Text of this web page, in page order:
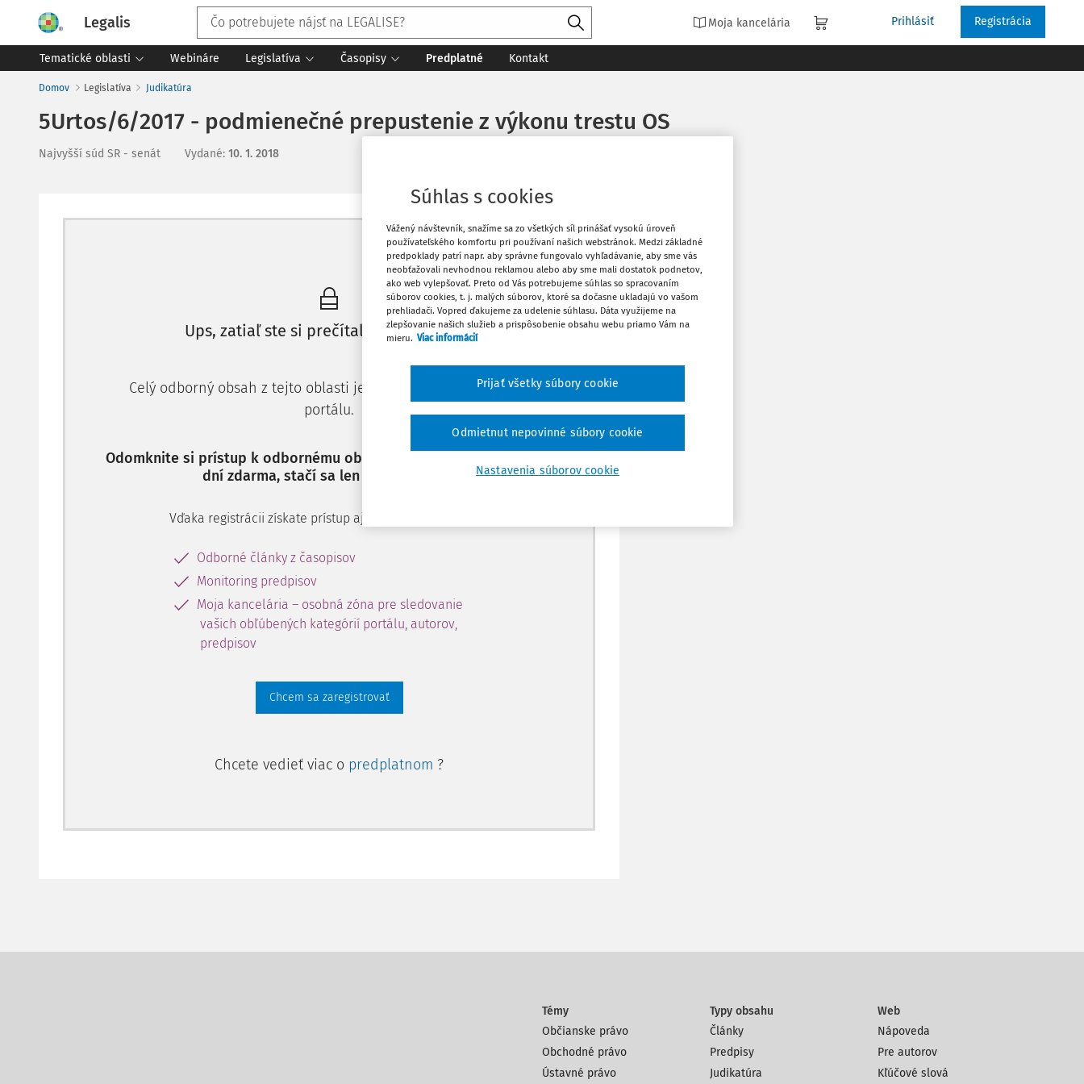
Legalis Moja kancelária Prihlásiť Registrácia
Tematické oblasti Webináre Legislatíva Časopisy Predplatné Kontakt
Domov Legislatíva Judikatúra
5Urtos/6/2017 - podmienečné prepustenie z výkonu trestu OS
Najvyšší súd SR - senát Vydané: 10. 1. 2018
Máte predplatné? Prihláste sa
Ups, zatiaľ ste si prečítali len začiatok...
Celý odborný obsah z tejto oblasti je dostupný predplatiteľom
portálu.
Odomknite si prístup k odbornému obsahu a získajte prístup na 10
dní zdarma, stačí sa len zaregistrovať.
Vďaka registrácii získate prístup aj k vybranému obsahu:
Odborné články z časopisov
Monitoring predpisov
Moja kancelária – osobná zóna pre sledovanie
vašich obľúbených kategórií portálu, autorov,
predpisov
Chcem sa zaregistrovať
Chcete vedieť viac o predplatnom ?
Vytlačiť
Obľúbené
Stiahnuť
Témy
Občianske právo
Obchodné právo
Ústavné právo
Typy obsahu
Články
Predpisy
Judikatúra
Web
Nápoveda
Pre autorov
Kľúčové slová
Súhlas s cookies
Vážený návštevník, snažíme sa zo všetkých síl prinášať vysokú úroveň
používateľského komfortu pri používaní našich webstránok. Medzi základné
predpoklady patrí napr. aby správne fungovalo vyhľadávanie, aby sme vás
neobťažovali nevhodnou reklamou alebo aby sme mali dostatok podnetov,
ako web vylepšovať. Preto od Vás potrebujeme súhlas so spracovaním
súborov cookies, t. j. malých súborov, ktoré sa dočasne ukladajú vo vašom
prehliadači. Vopred ďakujeme za udelenie súhlasu. Dáta využijeme na
zlepšovanie našich služieb a prispôsobenie obsahu webu priamo Vám na
mieru. Viac informácií
Nastavenia súborov cookie
Odmietnut nepovinné súbory cookie
Prijať všetky súbory cookie